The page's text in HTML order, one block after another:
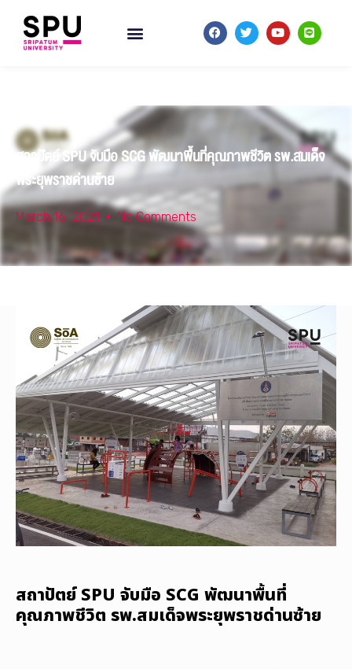
สถาปัตย์ SPU จับมือ SCG พัฒนาพื้นที่คุณภาพชีวิต รพ.สมเด็จ
พระยุพราชด่านซ้าย
March 16, 2021 No Comments
สถาปัตย์ SPU จับมือ SCG พัฒนาพื้นที่
คุณภาพชีวิต รพ.สมเด็จพระยุพราชด่านซ้าย